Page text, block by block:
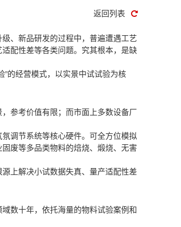
返回列表
、新品研发的过程中，普遍遭遇工艺
配性差等各类问题。究其根本，是缺
的经营模式，以实景中试试验为核
参考价值有限；而市面上多数设备厂
调节系统等核心硬件。可全方位模拟
废等多品类物料的焙烧、煅烧、无害
上解决小试数据失真、量产适配性差
数十年，依托海量的物料试验案例和